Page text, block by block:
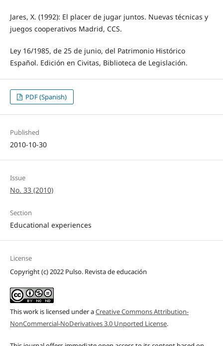
Jares, X. (1992): El placer de jugar juntos. Nuevas técnicas y
juegos cooperativos Madrid, CCS.
Ley 16/1985, de 25 de junio, del Patrimonio Histórico
Español. Edición en Civitas, Biblioteca de Legislación.
PDF (Spanish)
Published
2010-10-30
Issue
No. 33 (2010)
Section
Educational experiences
License
Copyright (c) 2022 Pulso. Revista de educación
This work is licensed under aCreative Commons Attribution-
NonCommercial-NoDerivatives 3.0 Unported License.